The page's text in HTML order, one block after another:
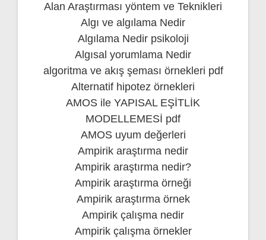
Alan Araştırması yöntem ve Teknikleri
Algı ve algılama Nedir
Algılama Nedir psikoloji
Algısal yorumlama Nedir
algoritma ve akış şeması örnekleri pdf
Alternatif hipotez örnekleri
AMOS ile YAPISAL EŞİTLİK
MODELLEMESİ pdf
AMOS uyum değerleri
Ampirik araştırma nedir
Ampirik araştırma nedir?
Ampirik araştırma örneği
Ampirik araştırma örnek
Ampirik çalışma nedir
Ampirik çalışma örnekler